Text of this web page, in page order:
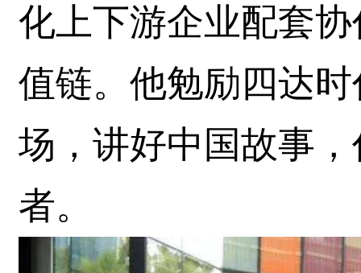
化上下游企业配套
值链。他勉励四达
场，讲好中国故事
者。